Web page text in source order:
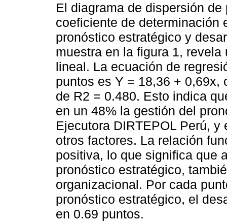
El diagrama de dispersión
coeficiente de determinación
pronóstico estratégico y
muestra en la figura 1,
lineal. La ecuación de
puntos es Y = 18,36 + 0,69x,
de R2 = 0.480. Esto indica
en un 48% la gestión del
Ejecutora DIRTEPOL Perú,
otros factores. La relación
positiva, lo que significa que
pronóstico estratégico,
organizacional. Por cada
pronóstico estratégico, el
en 0.69 puntos.